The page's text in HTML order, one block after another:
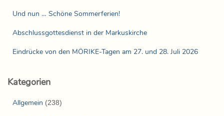
Und nun … Schöne Sommerferien!
Abschlussgottesdienst in der Markuskirche
Eindrücke von den MÖRIKE-Tagen am 27. und 28. Juli 2026
Kategorien
Allgemein (238)